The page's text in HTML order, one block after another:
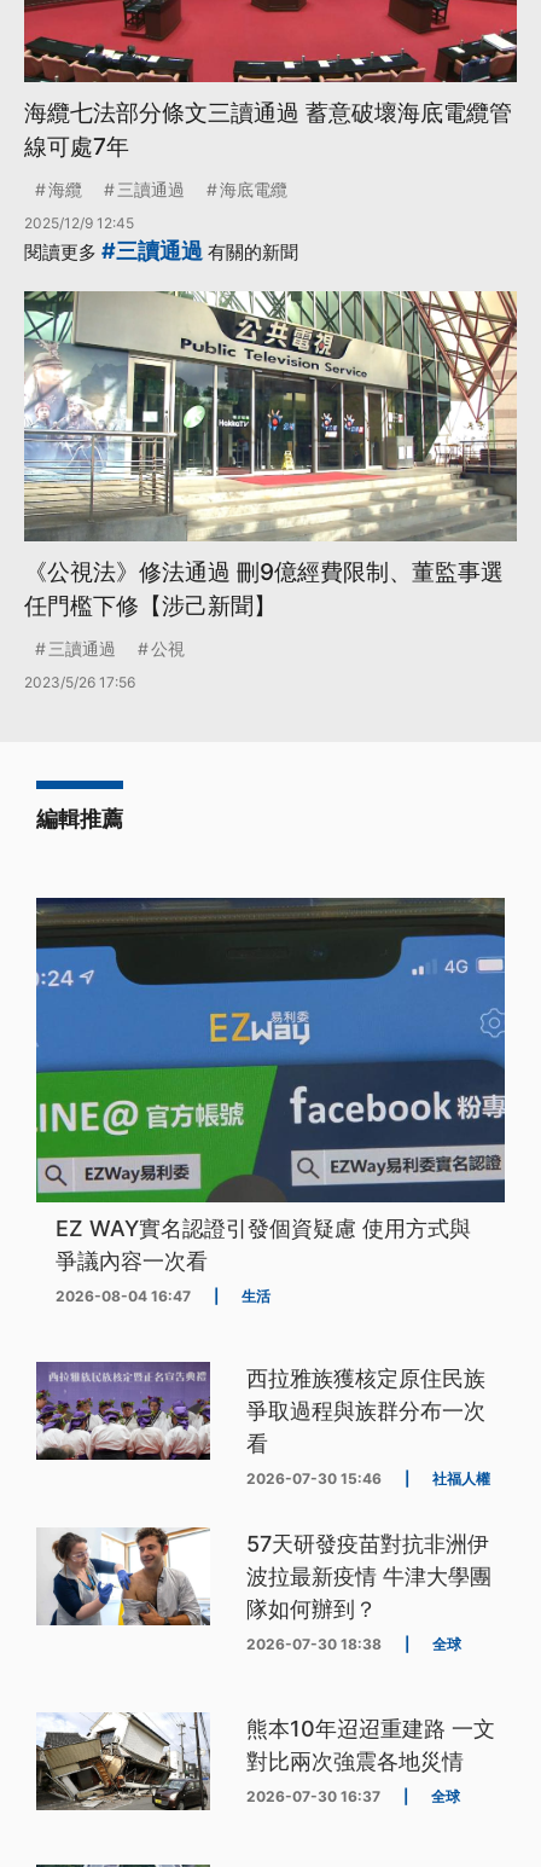
海纜七法部分條文三讀通過 蓄意破壞海底電纜管
線可處7年
海纜 三讀通過 海底電纜
2025/12/9 12:45
閱讀更多 #三讀通過 有關的新聞
《公視法》修法通過 刪9億經費限制、董監事選
任門檻下修【涉己新聞】
三讀通過 公視
2023/5/26 17:56
編輯推薦
EZ WAY實名認證引發個資疑慮 使用方式與
爭議內容一次看
2026-08-04 16:47 生活
西拉雅族獲核定原住民族
爭取過程與族群分布一次
看
2026-07-30 15:46 社福人權
57天研發疫苗對抗非洲伊
波拉最新疫情 牛津大學團
隊如何辦到？
2026-07-30 18:38 全球
熊本10年迢迢重建路 一文
對比兩次強震各地災情
2026-07-30 16:37 全球